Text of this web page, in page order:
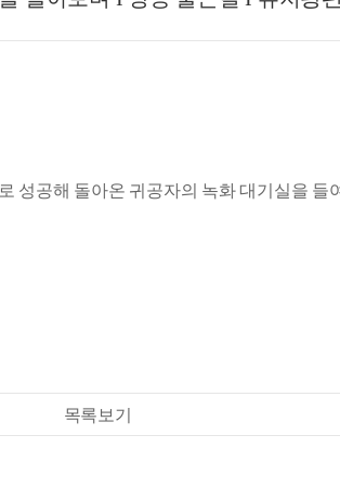
성공해 돌아온 귀공자의 녹화 대기실을 들
목록보기